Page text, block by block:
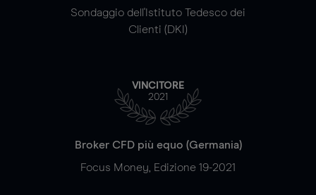
Sondaggio dell'Istituto Tedesco dei
Clienti (DKI)
VINCITORE
2021
Broker CFD più equo (Germania)
Focus Money, Edizione 19-2021